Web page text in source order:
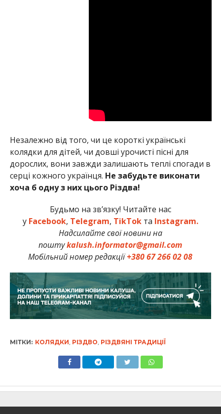
Незалежно від того, чи це короткі українські
колядки для дітей, чи довші урочисті пісні для
дорослих, вони завжди залишають теплі спогади в
серці кожного українця. Не забудьте виконати
хоча б одну з них цього Різдва!
Будьмо на зв’язку! Читайте нас
у Facebook, Telegram, TikTokта Instagram.
Надсилайте свої новини на
поштуkalush.informator@gmail.com
Мобільний номер редакції+380 67 266 02 08
МІТКИ: КОЛЯДКИ РІЗДВО РІЗДВЯНІ ТРАДИЦІЇ